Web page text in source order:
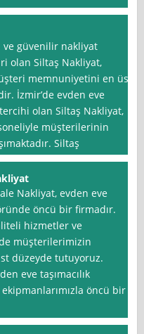
ve güvenilir nakliyat
olan Siltaş Nakliyat,
memnuniyetini en üst
İzmir’de evden eve
olan Siltaş Nakliyat,
müşterilerinin
Siltaş
Nakliyat, evden eve
öncü bir firmadır.
hizmetler ve
müşterilerimizin
düzeyde tutuyoruz.
eve taşımacılık
öncü bir